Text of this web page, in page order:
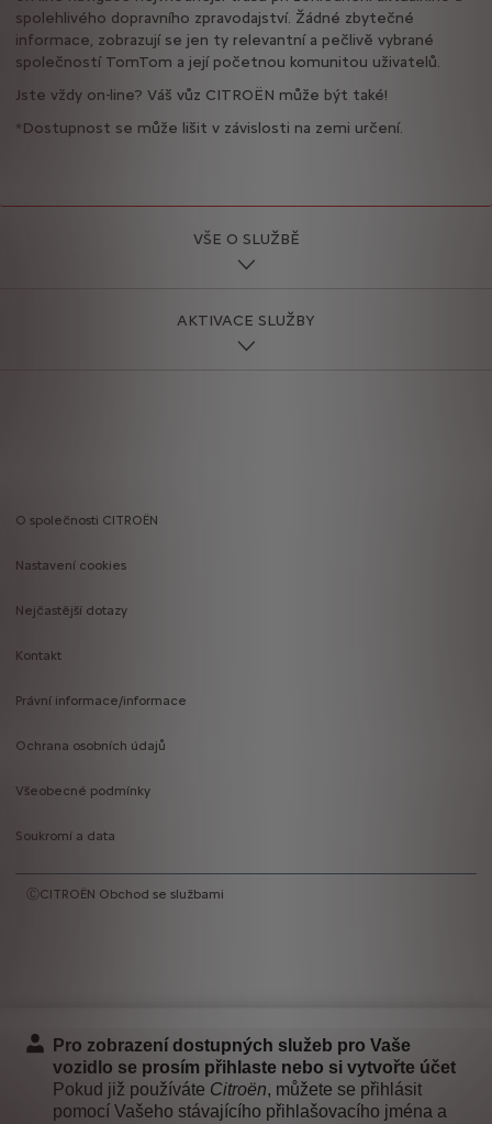
spolehlivého dopravního zpravodajství. Žádné zbytečné
informace, zobrazují se jen ty relevantní a pečlivě vybrané
společností TomTom a její početnou komunitou uživatelů.
Jste vždy on-line? Váš vůz CITROËN může být také!
*Dostupnost se může lišit v závislosti na zemi určení.
VŠE O SLUŽBĚ
AKTIVACE SLUŽBY
menu
O společnosti CITROËN
Nastavení cookies
Nejčastější dotazy
Kontakt
Právní informace/informace
Ochrana osobních údajů
Všeobecné podmínky
Soukromí a data
ⒸCITROËN Obchod se službami
Pro zobrazení dostupných služeb pro Vaše
vozidlo se prosím přihlaste nebo si vytvořte účet
Pokud již používáte Citroën, můžete se přihlásit
pomocí Vašeho stávajícího přihlašovacího jména a